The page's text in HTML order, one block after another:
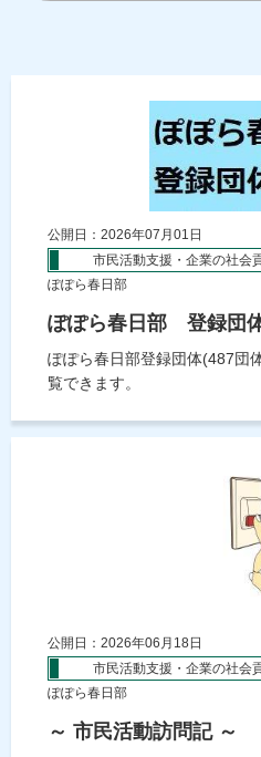
公開日：2026年07月01日
市民活動支援・企業の社会
ぽぽら春日部
ぽぽら春日部 登録団
ぽぽら春日部登録団体(487団
覧できます。
公開日：2026年06月18日
市民活動支援・企業の社会
ぽぽら春日部
～ 市民活動訪問記 ～